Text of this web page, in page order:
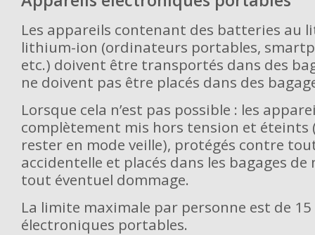
Les appareils contenant des batteries au
lithium-ion (ordinateurs portables,
etc.) doivent être transportés dans des
ne doivent pas être placés dans des
Lorsque cela n’est pas possible : les
complètement mis hors tension et éteints
rester en mode veille), protégés contre
accidentelle et placés dans les bagages
tout éventuel dommage.
La limite maximale par personne est de
électroniques portables.